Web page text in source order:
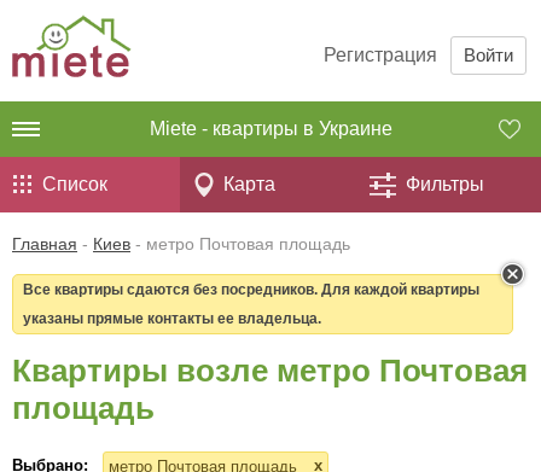
Регистрация Войти
Miete - квартиры в Украине
Список Карта Фильтры
Главная - Киев - метро Почтовая площадь
Все квартиры сдаются без посредников. Для каждой квартиры
указаны прямые контакты ее владельца.
Квартиры возле метро Почтовая
площадь
Выбрано: метро Почтовая площадь x